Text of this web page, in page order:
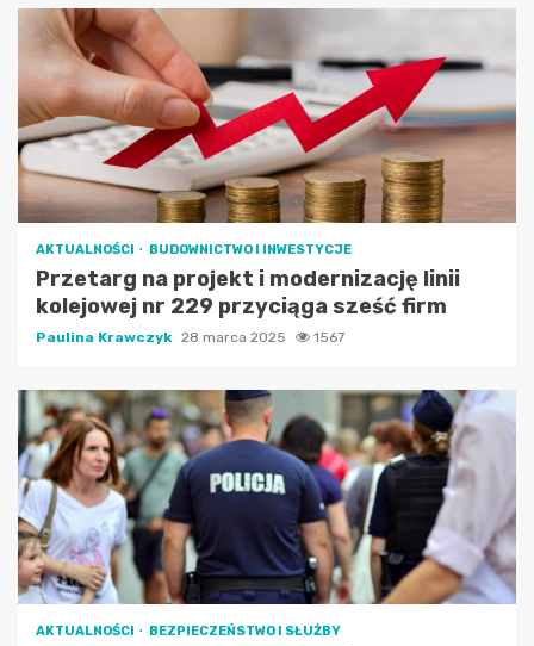
AKTUALNOŚCI BUDOWNICTWO I INWESTYCJE
Przetarg na projekt i modernizację linii
kolejowej nr 229 przyciąga sześć firm
Paulina Krawczyk 28 marca 2025 1567
AKTUALNOŚCI BEZPIECZEŃSTWO I SŁUŻBY